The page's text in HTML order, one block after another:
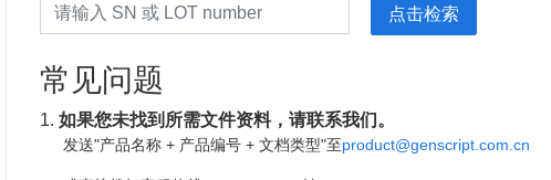
常见问题
1. 如果您未找到所需文件资料，请联系我们。
发送"产品名称 + 产品编号 + 文档类型"至product@genscript.com.cn